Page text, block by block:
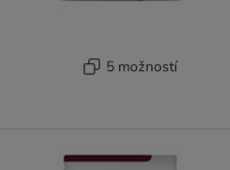
5 možností